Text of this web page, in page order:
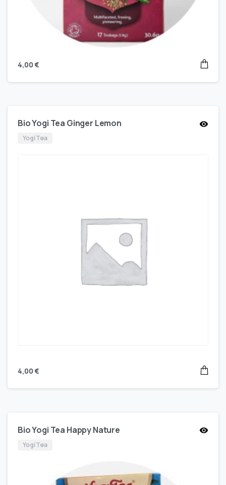
4,00 €
Bio Yogi Tea Ginger Lemon
Yogi Tea
4,00 €
Bio Yogi Tea Happy Nature
Yogi Tea